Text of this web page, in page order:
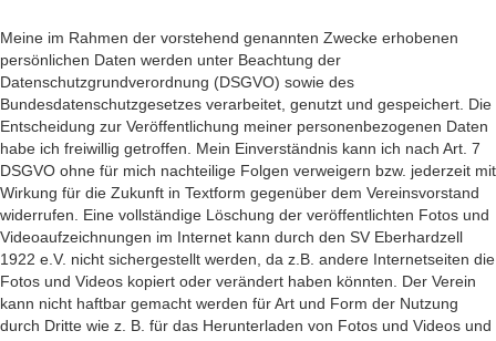
Meine im Rahmen der vorstehend genannten Zwecke erhobenen
persönlichen Daten werden unter Beachtung der
Datenschutzgrundverordnung (DSGVO) sowie des
Bundesdatenschutzgesetzes verarbeitet, genutzt und gespeichert. Die
Entscheidung zur Veröffentlichung meiner personenbezogenen Daten
habe ich freiwillig getroffen. Mein Einverständnis kann ich nach Art. 7
DSGVO ohne für mich nachteilige Folgen verweigern bzw. jederzeit mit
Wirkung für die Zukunft in Textform gegenüber dem Vereinsvorstand
widerrufen. Eine vollständige Löschung der veröffentlichten Fotos und
Videoaufzeichnungen im Internet kann durch den SV Eberhardzell
1922 e.V. nicht sichergestellt werden, da z.B. andere Internetseiten die
Fotos und Videos kopiert oder verändert haben könnten. Der Verein
kann nicht haftbar gemacht werden für Art und Form der Nutzung
durch Dritte wie z. B. für das Herunterladen von Fotos und Videos und